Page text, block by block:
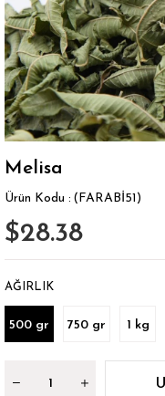
Melisa
(FARABİ51)
$28.38
AĞIRLIK
500 gr 750 gr 1 kg